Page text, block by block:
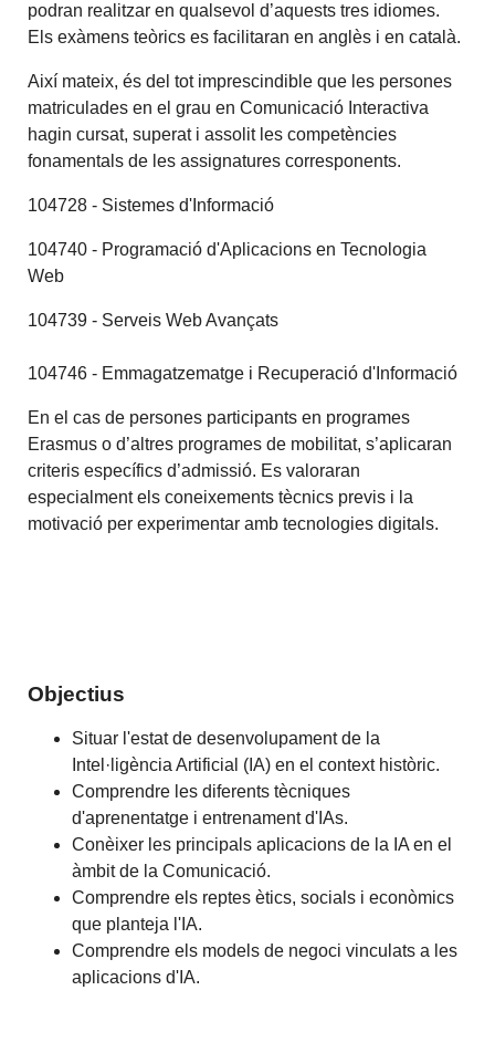
podran realitzar en qualsevol d’aquests tres idiomes.
Els exàmens teòrics es facilitaran en anglès i en català.
Així mateix, és del tot imprescindible que les persones
matriculades en el grau en Comunicació Interactiva
hagin cursat, superat i assolit les competències
fonamentals de les assignatures corresponents.
104728 - Sistemes d'Informació
104740 - Programació d'Aplicacions en Tecnologia
Web
104739 - Serveis Web Avançats
104746 - Emmagatzematge i Recuperació d'Informació
En el cas de persones participants en programes
Erasmus o d’altres programes de mobilitat, s’aplicaran
criteris específics d’admissió. Es valoraran
especialment els coneixements tècnics previs i la
motivació per experimentar amb tecnologies digitals.
Objectius
Situar l'estat de desenvolupament de la
Intel·ligència Artificial (IA) en el context històric.
Comprendre les diferents tècniques
d'aprenentatge i entrenament d'IAs.
Conèixer les principals aplicacions de la IA en el
àmbit de la Comunicació.
Comprendre els reptes ètics, socials i econòmics
que planteja l'IA.
Comprendre els models de negoci vinculats a les
aplicacions d'IA.